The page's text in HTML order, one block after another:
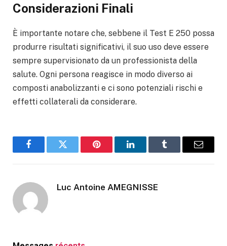
Considerazioni Finali
È importante notare che, sebbene il Test E 250 possa
produrre risultati significativi, il suo uso deve essere
sempre supervisionato da un professionista della
salute. Ogni persona reagisce in modo diverso ai
composti anabolizzanti e ci sono potenziali rischi e
effetti collaterali da considerare.
FacebookTwitter Pinterest LinkedInTumblr Email
Luc Antoine AMEGNISSE